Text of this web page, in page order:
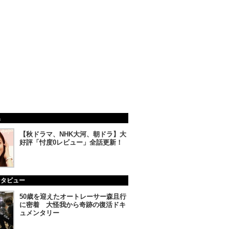
【秋ドラマ、NHK大河、朝ドラ】大
好評「忖度0レビュー」全話更新！
ビュー
50歳を迎えたオートレーサー森且行
に密着 大怪我から奇跡の復活ドキ
ュメンタリー